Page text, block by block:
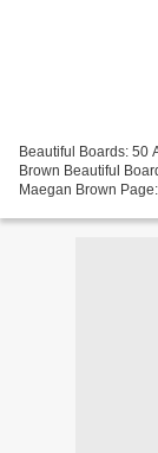
Beautiful Boards: 50
Brown Beautiful
Maegan Brown